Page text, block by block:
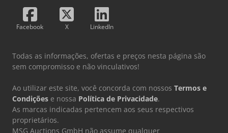
Facebook X LinkedIn
Todas as informações, ofertas e preços nesta página são
sem compromisso e não vinculativos!
Ao utilizar este site, você concorda com nossos Termos e
Condições e nossa Política de Privacidade.
As marcas indicadas pertencem aos seus respectivos
proprietários.
MSG Auctions GmbH não assume qualquer